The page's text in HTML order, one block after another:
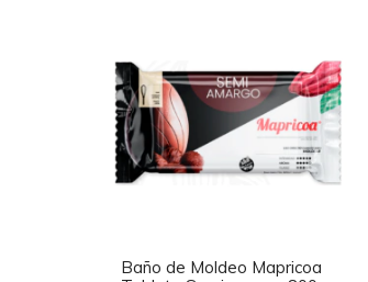
Baño de Moldeo Mapricoa